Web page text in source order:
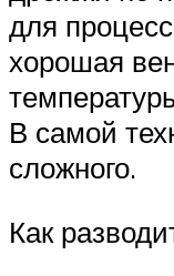
для
хорошая
В самой
сложного.
Как